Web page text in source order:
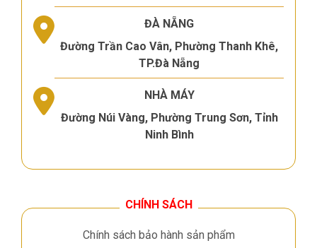
ĐÀ NẴNG
Đường Trần Cao Vân, Phường Thanh Khê,
TP.Đà Nẵng
NHÀ MÁY
Đường Núi Vàng, Phường Trung Sơn, Tỉnh
Ninh Bình
CHÍNH SÁCH
Chính sách bảo hành sản phẩm